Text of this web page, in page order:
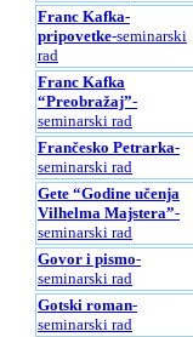
Franc Kafka-
pripovetke-seminarski
rad
Franc Kafka
“Preobražaj”-
seminarski rad
Frančesko Petrarka-
seminarski rad
Gete “Godine učenja
Vilhelma Majstera”-
seminarski rad
Govor i pismo-
seminarski rad
Gotski roman-
seminarski rad